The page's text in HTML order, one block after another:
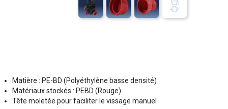
Matière : PE-BD (Polyéthylène basse densité)
Matériaux stockés : PEBD (Rouge)
Tête moletée pour faciliter le vissage manuel